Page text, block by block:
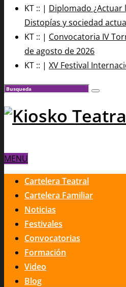
KT :: | Diplomado
Distopías y sociedad
KT :: | Convocatoria IV
de agosto de 2026
KT :: | XV Festival
MENU
Cartelera Teatral
Cartelera Familiar
Noticias
Festivales
Convocatorias
Formación
Video
Blog